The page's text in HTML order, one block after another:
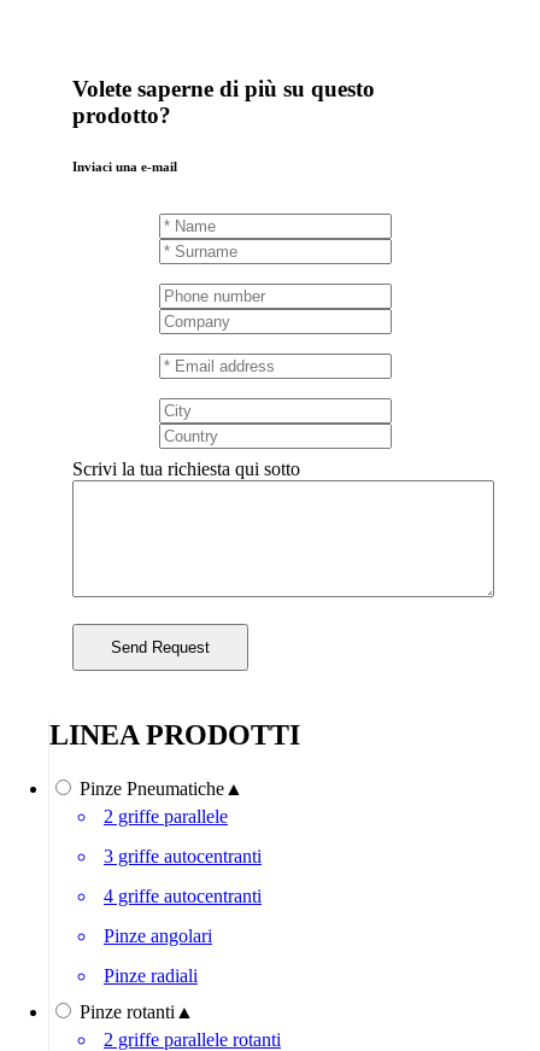
Volete saperne di più su questo
prodotto?
Inviaci una e-mail
Scrivi la tua richiesta qui sotto
LINEA PRODOTTI
Pinze Pneumatiche ▲
2 griffe parallele
3 griffe autocentranti
4 griffe autocentranti
Pinze angolari
Pinze radiali
Pinze rotanti ▲
2 griffe parallele rotanti